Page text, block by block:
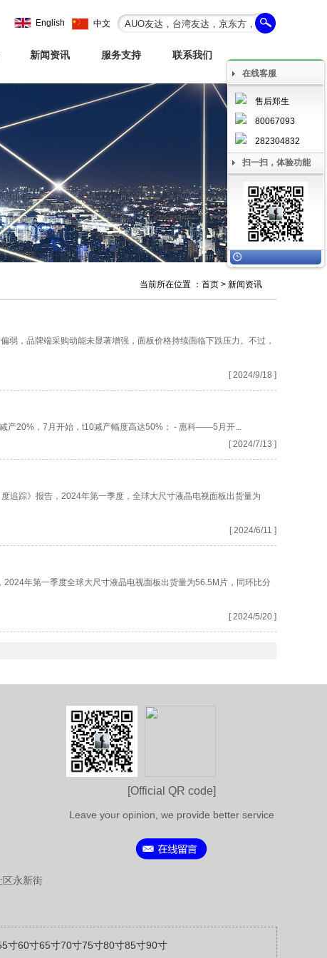
中文
English
新闻资讯 服务支持 联系我们
当前所在位置 ： 首页 > 新闻资讯
，品牌端采购动能未显著增强，面板价格持续面临下跌压力。不过，
[ 2024/9/18 ]
20%，7月开始，t10减产幅度高达50%； - 惠科——5月开...
[ 2024/7/13 ]
追踪》报告，2024年第一季度，全球大尺寸液晶电视面板出货量为
[ 2024/6/11 ]
年第一季度全球大尺寸液晶电视面板出货量为56.5M片，同环比分
[ 2024/5/20 ]
区永新街
[Official QR code]
Leave your opinion, we provide better service
寸60寸65寸70寸75寸80寸85寸90寸
在线客服
售后郑生
80067093
282304832
扫一扫，体验功能